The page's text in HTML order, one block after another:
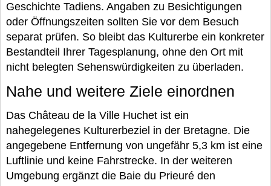
Geschichte Tadiens. Angaben zu Besichtigungen
oder Öffnungszeiten sollten Sie vor dem Besuch
separat prüfen. So bleibt das Kulturerbe ein konkreter
Bestandteil Ihrer Tagesplanung, ohne den Ort mit
nicht belegten Sehenswürdigkeiten zu überladen.
Nahe und weitere Ziele einordnen
Das Château de la Ville Huchet ist ein
nahegelegenes Kulturerbeziel in der Bretagne. Die
angegebene Entfernung von ungefähr 5,3 km ist eine
Luftlinie und keine Fahrstrecke. In der weiteren
Umgebung ergänzt die Baie du Prieuré den